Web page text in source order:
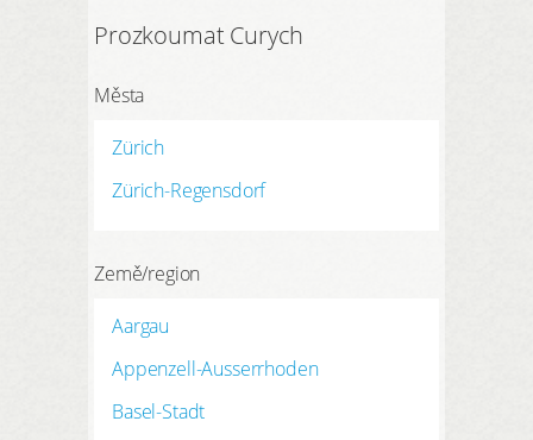
Prozkoumat Curych
Města
Zürich
Zürich-Regensdorf
Země/region
Aargau
Appenzell-Ausserrhoden
Basel-Stadt